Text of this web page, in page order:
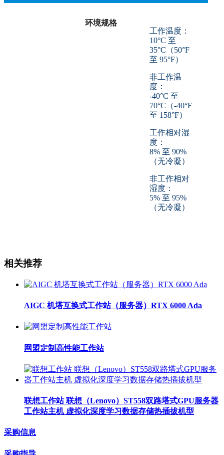
环境规格
工作温度：
10°C 至
35°C（50°F
至 95°F）
非工作温
度：
-40°C 至
70°C（-40°F
至 158°F）
工作相对湿
度：
8% 至 90%
（无冷凝）
非工作相对
湿度：
5% 至 95%
（无冷凝）
相关推荐
AIGC 机塔互换式工作站（服务器）RTX 6000 Ada
网盟定制高性能工作站
联想工作站 联想（Lenovo）ST558双路塔式GPU服务器
工作站主机 虚拟化深度学习数据存储热插拔机型
采购信息